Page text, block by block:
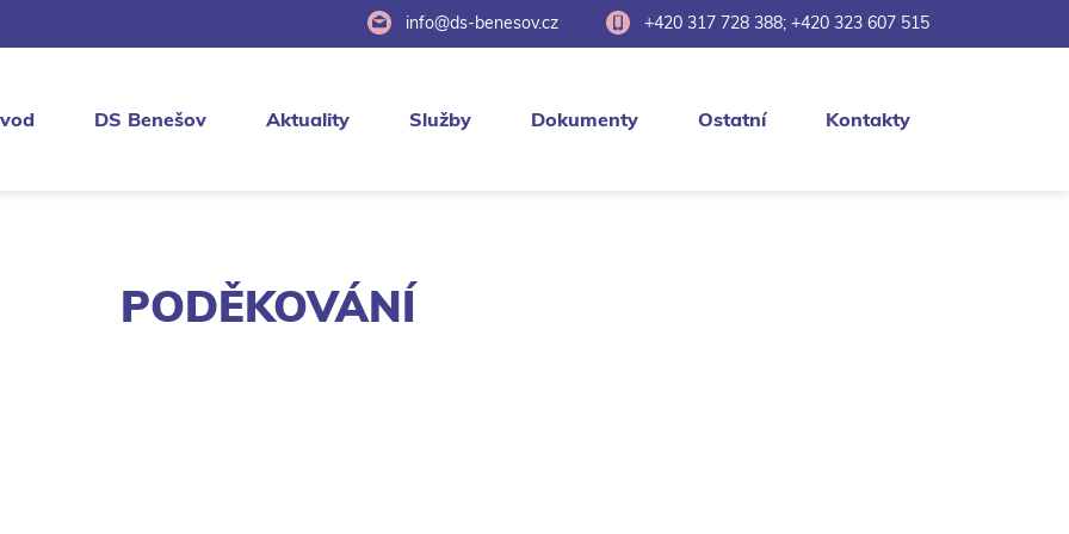
info@ds-benesov.cz +420 317 728 388; +420 323 607 515
DS Benešov Aktuality Služby Dokumenty Ostatní Kontakty
PODĚKOVÁNÍ